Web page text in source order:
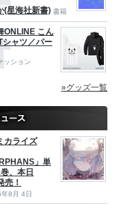
(星海社新書) 書籍
ONLINE こん
シャツ／パー
ッション
»グッズ一覧
カライズ
」単
、本日
売！
8月 4日